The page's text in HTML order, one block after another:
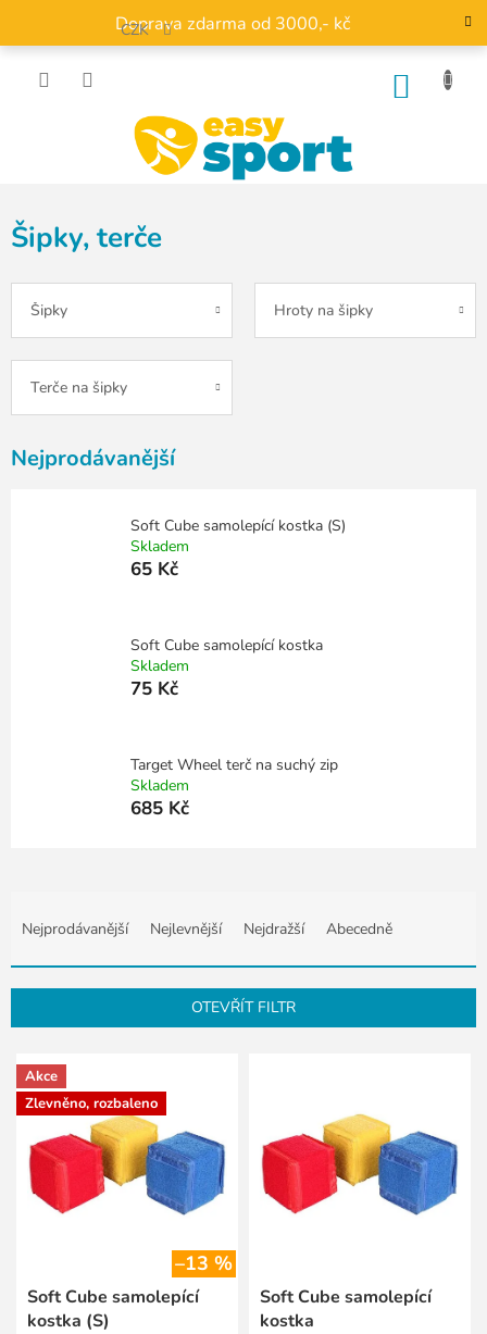
obsah
Doprava zdarma od 3000,- kč
CZK
Šipky, terče
Šipky Hroty na šipky
Terče na šipky
Nejprodávanější
Soft Cube samolepící kostka (S)
Skladem
65 Kč
Soft Cube samolepící kostka
Skladem
75 Kč
Target Wheel terč na suchý zip
Skladem
685 Kč
e
n
í
r
o
d
Nejprodávanější Nejlevnější Nejdražší Abecedně
OTEVŘÍT FILTR
V
ýAkce
Zlevněno, rozbaleno
–13 %
Soft Cube samolepící
kostka (S)
Soft Cube samolepící
kostka